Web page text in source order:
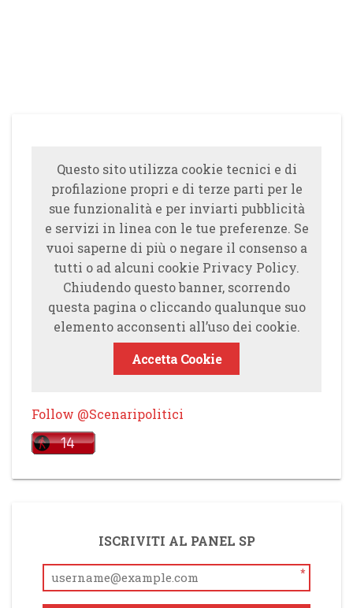
Questo sito utilizza cookie tecnici e di
profilazione propri e di terze parti per le
sue funzionalità e per inviarti pubblicità
e servizi in linea con le tue preferenze. Se
vuoi saperne di più o negare il consenso a
tutti o ad alcuni cookie Privacy Policy.
Chiudendo questo banner, scorrendo
questa pagina o cliccando qualunque suo
elemento acconsenti all’uso dei cookie.
Accetta Cookie
Follow @Scenaripolitici
ISCRIVITI AL PANEL SP
*